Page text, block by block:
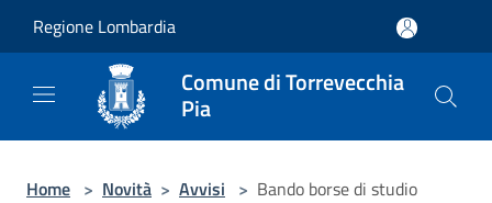
Regione Lombardia
Comune di Torrevecchia
Pia
Home > Novità > Avvisi > Bando borse di studio